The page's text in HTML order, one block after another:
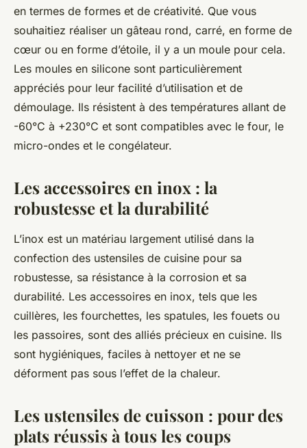
en termes de formes et de créativité. Que vous
souhaitiez réaliser un gâteau rond, carré, en forme de
cœur ou en forme d’étoile, il y a un moule pour cela.
Les moules en silicone sont particulièrement
appréciés pour leur facilité d’utilisation et de
démoulage. Ils résistent à des températures allant de
-60°C à +230°C et sont compatibles avec le four, le
micro-ondes et le congélateur.
Les accessoires en inox : la
robustesse et la durabilité
L’inox est un matériau largement utilisé dans la
confection des ustensiles de cuisine pour sa
robustesse, sa résistance à la corrosion et sa
durabilité. Les accessoires en inox, tels que les
cuillères, les fourchettes, les spatules, les fouets ou
les passoires, sont des alliés précieux en cuisine. Ils
sont hygiéniques, faciles à nettoyer et ne se
déforment pas sous l’effet de la chaleur.
Les ustensiles de cuisson : pour des
plats réussis à tous les coups